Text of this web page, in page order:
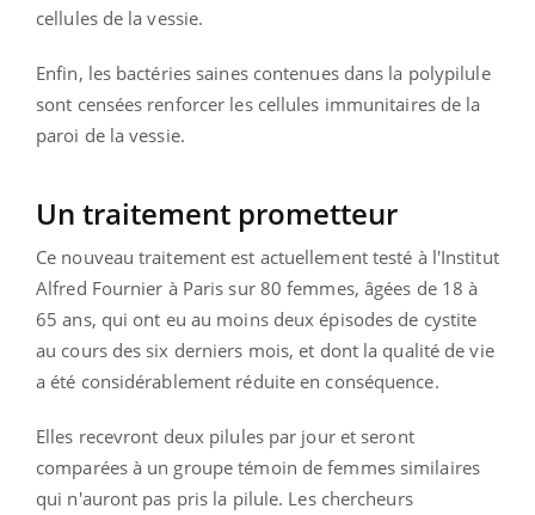
cellules de la vessie.
Enfin, les bactéries saines contenues dans la polypilule
sont censées renforcer les cellules immunitaires de la
paroi de la vessie.
Un traitement prometteur
Ce nouveau traitement est actuellement testé à l'Institut
Alfred Fournier à Paris sur 80 femmes, âgées de 18 à
65 ans, qui ont eu au moins deux épisodes de cystite
au cours des six derniers mois, et dont la qualité de vie
a été considérablement réduite en conséquence.
Elles recevront deux pilules par jour et seront
comparées à un groupe témoin de femmes similaires
qui n'auront pas pris la pilule. Les chercheurs